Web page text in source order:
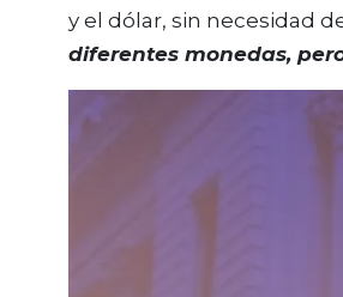
y el dólar, sin necesidad
diferentes monedas,